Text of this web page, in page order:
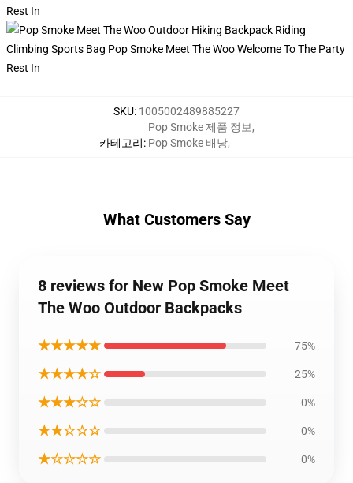
SKU: 1005002489885227
카테고리:
Pop Smoke 제품 정보,
Pop Smoke 배낭,
What Customers Say
8 reviews for New Pop Smoke Meet
The Woo Outdoor Backpacks
★★★★★ 75%
★★★★☆ 25%
★★★☆☆ 0%
★★☆☆☆ 0%
★☆☆☆☆ 0%